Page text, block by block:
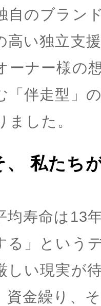
自のブラン
高い独立支
ーナー様の
「伴走型」
ました。
、 私たち
均寿命は13
る」という
しい現実が
資金繰り、